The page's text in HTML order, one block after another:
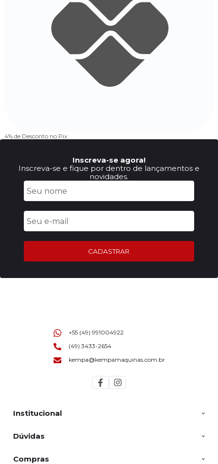
4% de Desconto no Pix
Inscreva-se agora!
Inscreva-se e fique por dentro de lançamentos e
novidades.
CADASTRAR
Institucional
Dúvidas
Compras
+55 (49) 991004922
(49) 3433-2654
kempa@kempamaquinas.com.br